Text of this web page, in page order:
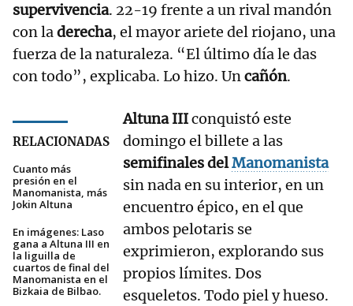
supervivencia. 22-19 frente a un rival mandón
con laderecha, el mayor ariete del riojano, una
fuerza de la naturaleza. “El último día le das
con todo”, explicaba. Lo hizo. Uncañón.
RELACIONADAS
Cuanto más
presión en el
Manomanista, más
Jokin Altuna
En imágenes: Laso
gana a Altuna III en
la liguilla de
cuartos de final del
Manomanista en el
Bizkaia de Bilbao.
Altuna IIIconquistó este
domingo el billete a las
semifinales delManomanista
sin nada en su interior, en un
encuentro épico, en el que
ambos pelotaris se
exprimieron, explorando sus
propios límites. Dos
esqueletos. Todo piel y hueso.